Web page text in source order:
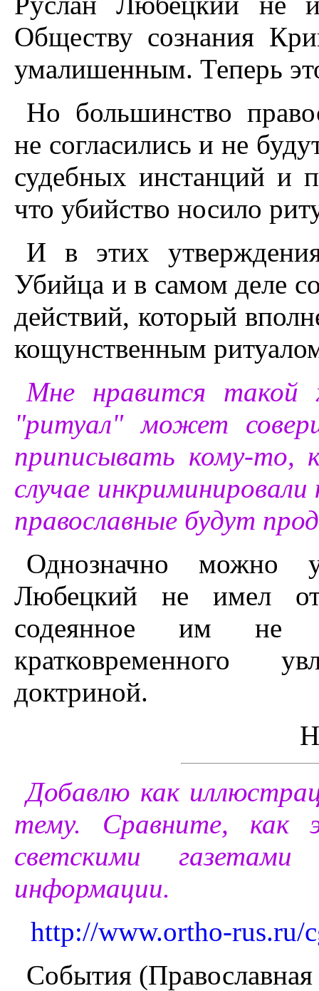
Обществу сознания
умалишенным. Теперь
Но большинство
не согласились и не
судебных инстанций и
что убийство носило
И в этих
Убийца и в самом деле
действий, который
кощунственным
Мне нравится такой
"ритуал" может
приписывать кому-то,
случае
православные будут
Однозначно можно
Любецкий не имел
содеянное им не
кратковременного
доктриной.
Добавлю как
тему. Сравните, как
светскими
информации.
http://www.ortho-rus.ru/
События